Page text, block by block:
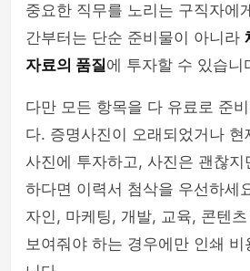
중요한 직무를 노리는 구직자에
간부터는 단순 준비물이 아니라
자료의 품질에 투자할 수 있습니
다만 모든 항목을 다 유료로 준
다. 증명사진이 오래되었거나 현
사진에 투자하고, 사진은 괜찮
하다면 이력서 첨삭을 우선하세
자인, 마케팅, 개발, 교육, 콘텐
보여줘야 하는 경우에만 인쇄